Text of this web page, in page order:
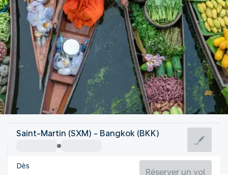
Thailande
Bangkok
Thailande
Saint-Martin (SXM) - Bangkok (BKK)
Dès
Réserver un vol